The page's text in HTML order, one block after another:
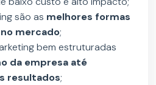
são as melhores formas
mercado;
bem estruturadas
da empresa até
resultados;